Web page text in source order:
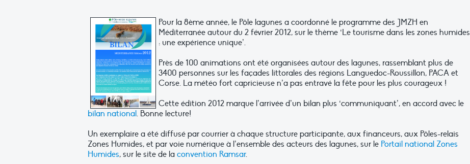
Pour la 8ème année, le Pôle lagunes a coordonné le programme des JMZH en
Méditerranée autour du 2 février 2012, sur le thème ‘Le tourisme dans les zones humides
: une expérience unique’.
Près de 100 animations ont été organisées autour des lagunes, rassemblant plus de
3400 personnes sur les façades littorales des régions Languedoc-Roussillon, PACA et
Corse. La météo fort capricieuse n’a pas entravé la fête pour les plus courageux !
Cette édition 2012 marque l’arrivée d’un bilan plus ‘communiquant’, en accord avec le
bilan national. Bonne lecture!
Un exemplaire a été diffusé par courrier à chaque structure participante, aux financeurs, aux Pôles-relais
Zones Humides, et par voie numérique à l’ensemble des acteurs des lagunes, sur le Portail national Zones
Humides, sur le site de la convention Ramsar.